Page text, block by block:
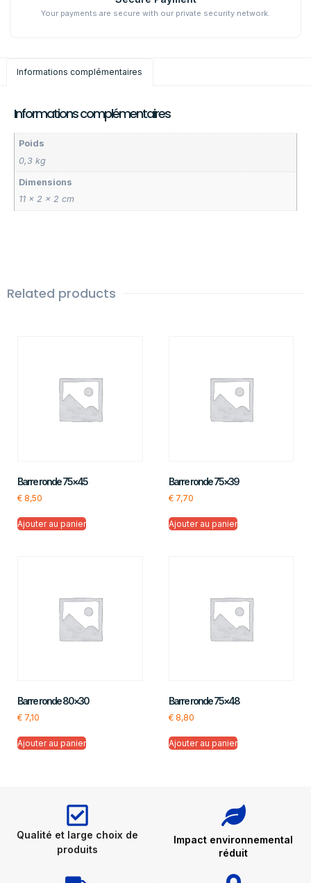
Your payments are secure with our private security network.
Informations complémentaires
Informations complémentaires
Poids
0,3 kg
Dimensions
11 × 2 × 2 cm
Related products
Barre ronde 75×45
€ 8,50
Ajouter au panier
Barre ronde 75×39
€7,70
Ajouter au panier
Barre ronde 80×30
€ 7,10
Ajouter au panier
Barre ronde 75×48
€8,80
Ajouter au panier
Qualité et large choix de
produits
Impact environnemental
réduit